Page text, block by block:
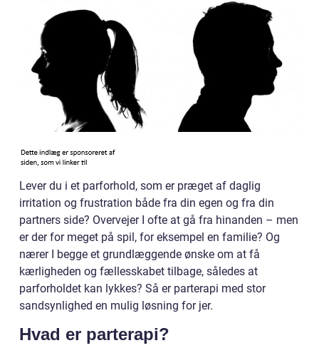
Lever du i et parforhold, som er præget af daglig
irritation og frustration både fra din egen og fra din
partners side? Overvejer I ofte at gå fra hinanden – men
er der for meget på spil, for eksempel en familie? Og
nærer I begge et grundlæggende ønske om at få
kærligheden og fællesskabet tilbage, således at
parforholdet kan lykkes? Så er parterapi med stor
sandsynlighed en mulig løsning for jer.
Hvad er parterapi?